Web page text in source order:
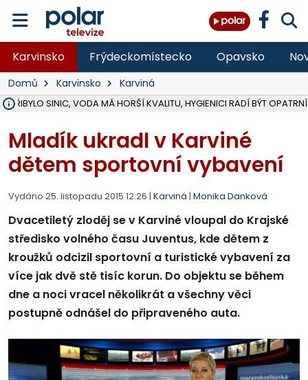
Karvinsko Frýdeckomístecko Opavsko
Domů Karvinsko Karviná
PŘIBYLO SINIC, VODA MÁ HORŠÍ KVALITU, HYGIENICI RADÍ BÝT OPATRNÍ
Mladík ukradl v Karviné
dětem sportovní vybavení
Vydáno 25. listopadu 2015 12:26 | Karviná | Monika Danková
Dvacetiletý zloděj se v Karviné vloupal do Krajské
středisko volného času Juventus, kde dětem z
kroužků odcizil sportovní a turistické vybavení za
více jak dvě stě tisíc korun. Do objektu se během
dne a noci vracel několikrát a všechny věci
postupně odnášel do připraveného auta.